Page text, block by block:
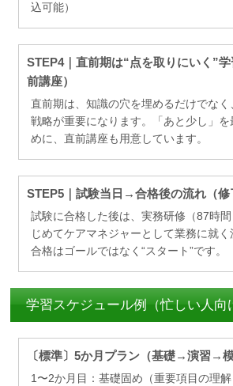
込可能）
STEP4｜直前期は“点を取りにいく”
前講座）
直前期は、知識の穴を埋めるだけでな
戦略が重要になります。「あと少し」を
めに、直前講座も用意しています。
STEP5｜試験当日→合格後の流れ（修
試験に合格した後は、実務研修（87時
じめてケアマネジャーとして業務に就く
合格はゴールではなく“スタート”です。
学習スケジュール例（忙しい人向
〔標準〕5か月プラン（基礎→演習→
1〜2か月目：基礎固め（重要項目の理